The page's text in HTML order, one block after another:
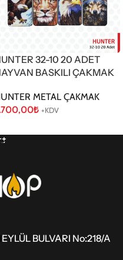
32-10 20 ADET
BASKILI ÇAKMAK
METAL ÇAKMAK
₺ +KDV
BULVARI No:218/A